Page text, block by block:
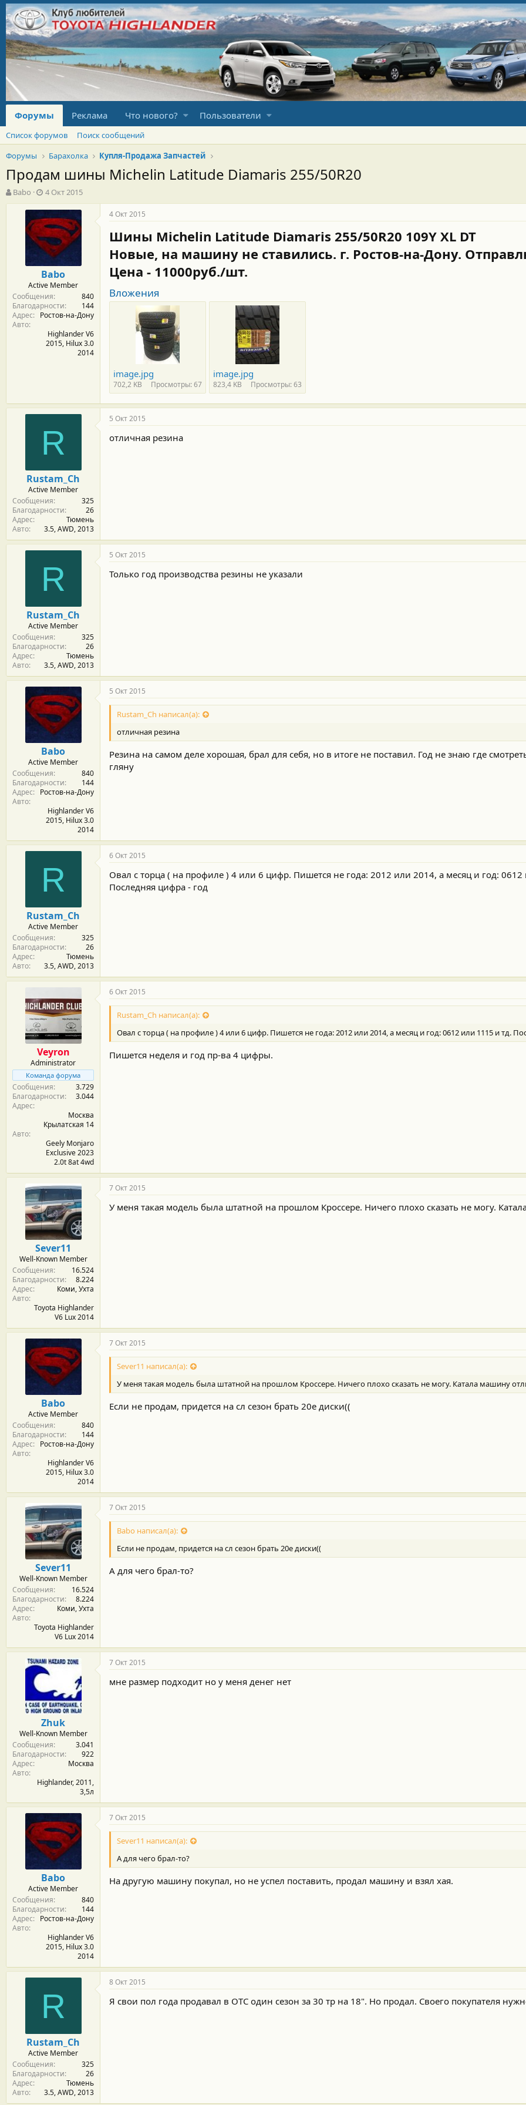
Форумы Реклама Что нового? Пользователи
Список форумов
Поиск сообщений
Форумы
Барахолка Купля-Продажа Запчастей
Продам шины Michelin Latitude Diamaris 255/50R20
А
в
Babo
Д
а
т
а
н
а
ч
а
л
а
4 Окт 2015
Babo
Active Member
Сообщения
840
Благодарности
144
Адрес
Ростов-на-Дону
Авто
Highlander V6
2015, Hilux 3.0
2014
4 Окт 2015
Шины Michelin Latitude Diamaris 255/50R20 109Y XL DT
Новые, на машину не ставились. г. Ростов-на-Дону.
Цена - 11000руб./шт.
Вложения
image.jpg
702,2 KB Просмотры: 67
image.jpg
823,4 KB Просмотры: 63
R
Rustam_Ch
Active Member
Сообщения
325
Благодарности
26
Адрес
Тюмень
Авто
3.5, AWD, 2013
5 Окт 2015
отличная резина
R
Rustam_Ch
Active Member
Сообщения
325
Благодарности
26
Адрес
Тюмень
Авто
3.5, AWD, 2013
5 Окт 2015
Только год производства резины не указали
Babo
Active Member
Сообщения
840
Благодарности
144
Адрес
Ростов-на-Дону
Авто
Highlander V6
2015, Hilux 3.0
2014
5 Окт 2015
Rustam_Ch написал(а):
отличная резина
Резина на самом деле хорошая, брал для себя, но в итоге не поставил. Год не знаю где
гляну
R
Rustam_Ch
Active Member
Сообщения
325
Благодарности
26
Адрес
Тюмень
Авто
3.5, AWD, 2013
6 Окт 2015
Овал с торца ( на профиле ) 4 или 6 цифр. Пишется не года: 2012 или 2014, а месяц и год: 0612
Последняя цифра - год
Veyron
Administrator
Команда форума
Сообщения
3.729
Благодарности
3.044
Адрес
Москва
Крылатская 14
Авто
Geely Monjaro
Exclusive 2023
2.0t 8at 4wd
6 Окт 2015
Rustam_Ch написал(а):
Овал с торца ( на профиле ) 4 или 6 цифр. Пишется не года: 2012 или 2014, а месяц и год: 0612 или 1115 и тд.
Пишется неделя и год пр-ва 4 цифры.
Sever11
Well-Known Member
Сообщения
16.524
Благодарности
8.224
Адрес
Коми, Ухта
Авто
Toyota Highlander
V6 Lux 2014
7 Окт 2015
У меня такая модель была штатной на прошлом Кроссере. Ничего плохо сказать не могу.
Babo
Active Member
Сообщения
840
Благодарности
144
Адрес
Ростов-на-Дону
Авто
Highlander V6
2015, Hilux 3.0
2014
7 Окт 2015
Sever11 написал(а):
У меня такая модель была штатной на прошлом Кроссере. Ничего плохо сказать не могу. Катала машину
Если не продам, придется на сл сезон брать 20е диски((
Sever11
Well-Known Member
Сообщения
16.524
Благодарности
8.224
Адрес
Коми, Ухта
Авто
Toyota Highlander
V6 Lux 2014
7 Окт 2015
Babo написал(а):
Если не продам, придется на сл сезон брать 20е диски((
А для чего брал-то?
Zhuk
Well-Known Member
Сообщения
3.041
Благодарности
922
Адрес
Москва
Авто
Highlander, 2011,
3,5л
7 Окт 2015
мне размер подходит но у меня денег нет
Babo
Active Member
Сообщения
840
Благодарности
144
Адрес
Ростов-на-Дону
Авто
Highlander V6
2015, Hilux 3.0
2014
7 Окт 2015
Sever11 написал(а):
А для чего брал-то?
На другую машину покупал, но не успел поставить, продал машину и взял хая.
R
Rustam_Ch
Active Member
Сообщения
325
Благодарности
26
Адрес
Тюмень
Авто
3.5, AWD, 2013
8 Окт 2015
Я свои пол года продавал в ОТС один сезон за 30 тр на 18". Но продал. Своего покупателя